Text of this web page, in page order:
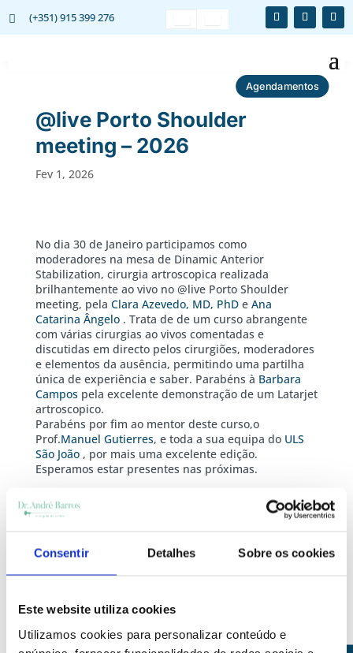
Consentir Detalhes Sobre os cookies
Este website utiliza cookies
Utilizamos cookies para personalizar conteúdo e
 (+351) 915 399 276
Agendamentos
@live Porto Shoulder
meeting – 2026
Fev 1, 2026
No dia 30 de Janeiro participamos como
moderadores na mesa de Dinamic Anterior
Stabilization, cirurgia artroscopica realizada
brilhantemente ao vivo no @live Porto Shoulder
meeting, pela Clara Azevedo, MD, PhDe Ana
Catarina Ângelo. Trata de de um curso abrangente
com várias cirurgias ao vivos comentadas e
discutidas em directo pelos cirurgiões, moderadores
e elementos da ausência, permitindo uma partilha
única de experiência e saber. Parabéns à Barbara
Campospela excelente demonstração de um Latarjet
artroscopico.
Parabéns por fim ao mentor deste curso,o
Prof.Manuel Gutierres, e toda a sua equipa do ULS
São João, por mais uma excelente edição.
Esperamos estar presentes nas próximas.
Traumatologia
SPOC – Sociedade Portuguesa do